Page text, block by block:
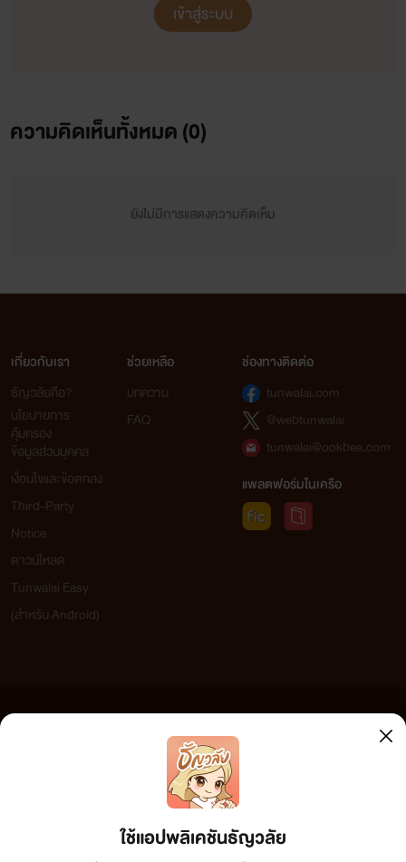
เข้าสู่ระบบ
ความคิดเห็นทั้งหมด (0)
ยังไม่มีการแสดงความคิดเห็น
ใช้แอปพลิเคชันธัญวลัย
เกี่ยวกับเรา
ธัญวลัยคือ?
นโยบายการ
คุ้มครอง
ข้อมูลส่วนบุคคล
เงื่อนไขและข้อตกลง
Third-Party
Notice
ดาวน์โหลด
Tunwalai Easy
(สำหรับ Android)
ช่วยเหลือ
บทความ
FAQ
ช่องทางติดต่อ
tunwalai.com
@webtunwalai
tunwalai@ookbee.com
แพลตฟอร์มในเครือ
เว็บไซต์แห่งนี้ไม่ได้เห็นด้วยและไม่ขอรับผิดชอบต่อข้อความใดๆ ทั้งสิ้น ดังนั้นผู้อ่านทุกท่านโปรดใช้
วิจารณญาณในการกลั่นกรองด้วยตนเอง และหากท่านพบข้อความใดๆ ที่ขัดต่อกฎหมายและศีลธรรม
กรุณาแจ้งมาที่ tunwalai@ookbee.com เพื่อทีมงานจะได้ดำเนินการในทันที ทั้งนี้ ทางเว็บไซต์ขอสงวน
ลิขสิทธิ์ตามพระราชบัญญัติลิขสิทธิ์ (ฉบับเพิ่มเติม) พ.ศ.2558